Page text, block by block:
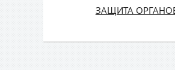
ЗАЩИТА